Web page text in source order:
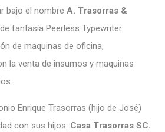
bajo el nombre A. Trasorras &
fantasía Peerless Typewriter.
de maquinas de oficina,
la venta de insumos y maquinas
Enrique Trasorras (hijo de José)
con sus hijos: Casa Trasorras SC.